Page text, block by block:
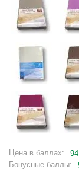
Цена в баллах:
Бонусные баллы: